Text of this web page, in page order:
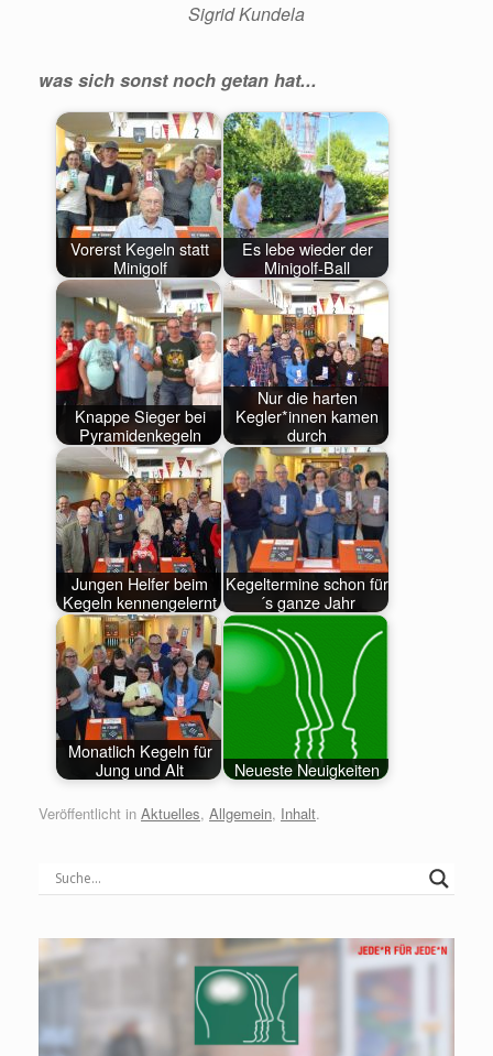
Sigrid Kundela
was sich sonst noch getan hat...
Vorerst Kegeln statt
Minigolf
Es lebe wieder der
Minigolf-Ball
Knappe Sieger bei
Pyramidenkegeln
Nur die harten
Kegler*innen kamen
durch
Jungen Helfer beim
Kegeln kennengelernt
Kegeltermine schon für
´s ganze Jahr
Monatlich Kegeln für
Jung und Alt
Neueste Neuigkeiten
Veröffentlicht in Aktuelles, Allgemein, Inhalt.